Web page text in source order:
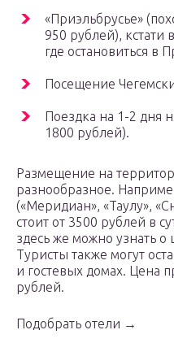
«Приэльбрусье»
950 рублей), кстати
где остановиться в
Посещение
Поездка на 1-2 дня
1800 рублей).
Размещение на
разнообразное.
(«Меридиан», «Таулу»,
стоит от 3500 рублей в
здесь же можно узнать о
Туристы также могут
и гостевых домах. Цена
рублей.
Подобрать отели →